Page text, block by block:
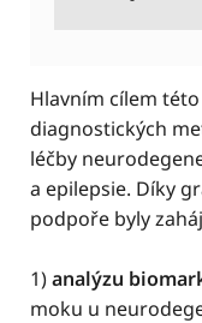
Hlavním cílem
diagnostických
léčby
a epilepsie. Díky
podpoře byly
1)analýzu
moku u